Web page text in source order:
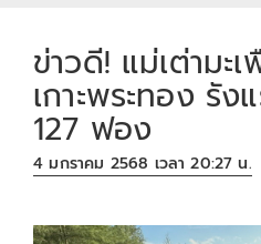
ข่าวดี! แม่เต่ามะ
เกาะพระทอง รั
127 ฟอง
4 มกราคม 2568 เวลา 20:27 น.